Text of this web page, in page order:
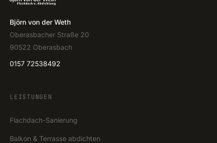
Björn von der Weth
Oberasbacher Straße 20
90522 Oberasbach
0157 72538492
LEISTUNGEN
Flachdach-Sanierung
Balkon & Terrasse abdichten